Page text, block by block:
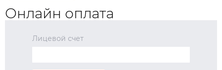
Онлайн оплата
Лицевой счет